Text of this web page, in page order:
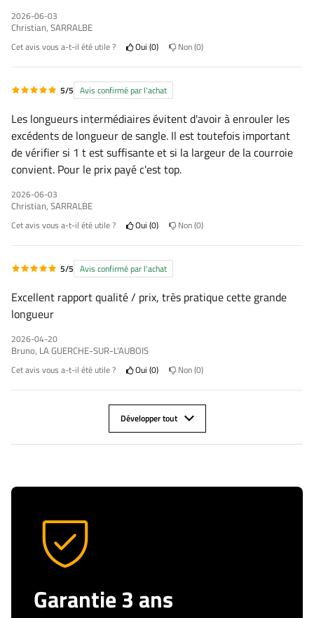
2026-06-03
Christian, SARRALBE
Cet avis vous a-t-il été utile ? Oui 0 Non 0
5/5 Avis confirmé par l'achat
Les longueurs intermédiaires évitent d'avoir à enrouler les
excédents de longueur de sangle. Il est toutefois important
de vérifier si 1 t est suffisante et si la largeur de la courroie
convient. Pour le prix payé c'est top.
2026-06-03
Christian, SARRALBE
Cet avis vous a-t-il été utile ? Oui 0 Non 0
5/5 Avis confirmé par l'achat
Excellent rapport qualité / prix, très pratique cette grande
longueur
2026-04-20
Bruno, LA GUERCHE-SUR-L'AUBOIS
Cet avis vous a-t-il été utile ? Oui 0 Non 0
Développer tout
Garantie 3 ans